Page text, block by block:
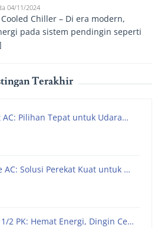
04/11/2024
Chiller – Di era modern,
pada sistem pendingin seperti
Terakhir
AC: Pilihan Tepat untuk Udara…
AC: Solusi Perekat Kuat untuk …
2 PK: Hemat Energi, Dingin Ce…